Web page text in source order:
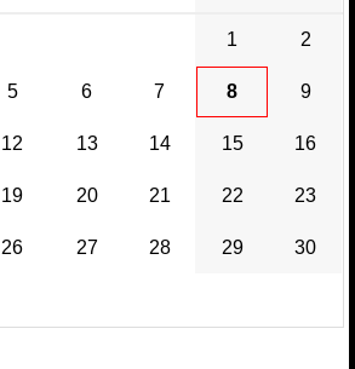
1 2
5 6 7 8 9
12 13 14 15 16
19 20 21 22 23
26 27 28 29 30